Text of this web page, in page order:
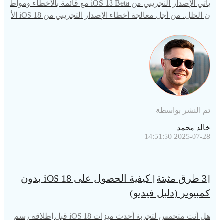
يأتي الإصدار التجريبي من iOS 18 Beta مع قائمة بالأخطاء ومواط
ن الخلل. من أجل معالجة أخطاء الإصدار التجريبي من iOS 18 الأ
تم النشر بواسطة
خالد محمد
2025-07-28 14:51:50
[3 طرق مثبتة] كيفية الحصول على iOS 18 بدون
كمبيوتر (دليل فيديو)
هل أنت متحمس لتجربة أحدث ميزات iOS 18 قبل إطلاقه رسم